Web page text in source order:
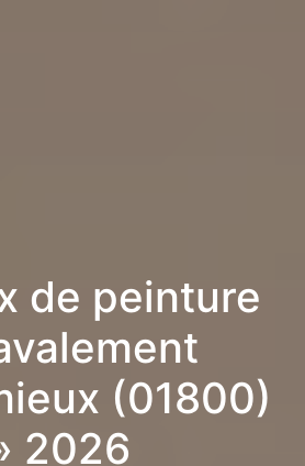
de peinture
(01800)
2026